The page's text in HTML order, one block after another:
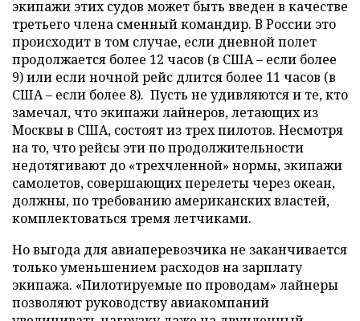
экипажи этих судов может быть введен в качестве
третьего члена сменный командир. В России это
происходит в том случае, если дневной полет
продолжается более 12 часов (в США – если более
9) или если ночной рейс длится более 11 часов (в
США – если более 8). Пусть не удивляются и те, кто
замечал, что экипажи лайнеров, летающих из
Москвы в США, состоят из трех пилотов. Несмотря
на то, что рейсы эти по продолжительности
недотягивают до «трехчленной» нормы, экипажи
самолетов, совершающих перелеты через океан,
должны, по требованию американских властей,
комплектоваться тремя летчиками.
Но выгода для авиаперевозчика не заканчивается
только уменьшением расходов на зарплату
экипажа. «Пилотируемые по проводам» лайнеры
позволяют руководству авиакомпаний